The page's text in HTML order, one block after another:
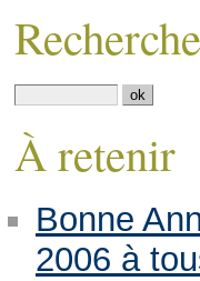
À retenir
Bonne
2006 à